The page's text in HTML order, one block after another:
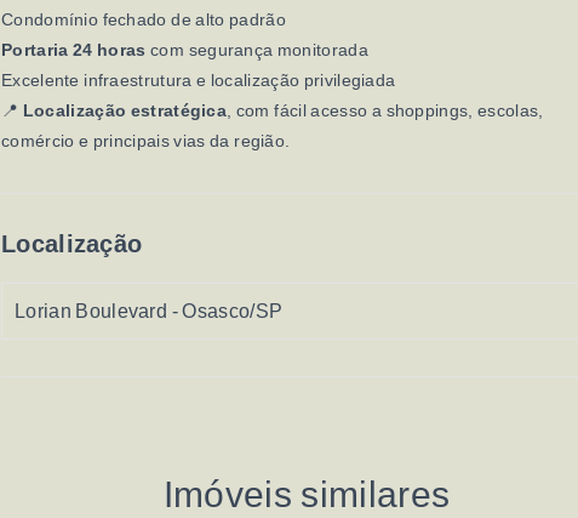
Condomínio fechado de alto padrão
Portaria 24 horas com segurança monitorada
Excelente infraestrutura e localização privilegiada
📍 Localização estratégica , com fácil acesso a shoppings, escolas,
comércio e principais vias da região.
Localização
Lorian Boulevard - Osasco/SP
Imóveis similares